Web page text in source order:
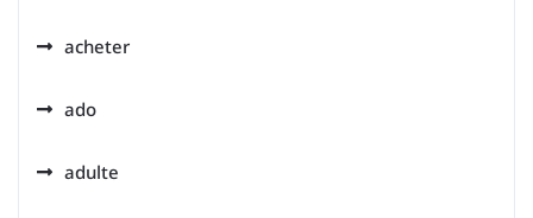
acheter
ado
adulte